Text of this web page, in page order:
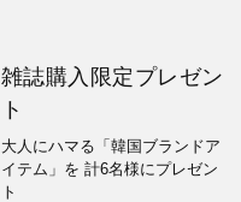
雑誌購入限定プレゼン
ト
大人にハマる「韓国ブランドア
イテム」を 計6名様にプレゼン
ト